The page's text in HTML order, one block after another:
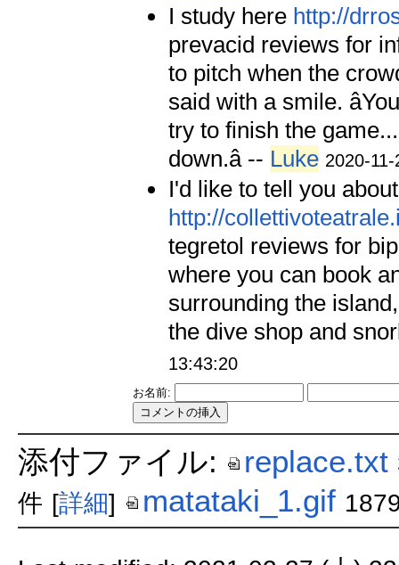
I study here http://
prevacid reviews for
to pitch when the crowd
said with a smile.
try to finish the
down.â -- Luke 2020-
I'd like to tell you
http://
tegretol reviews for
where you can book
surrounding the
the dive shop and
13:43:20
お名前:
添付ファイル: replace.txt
件 [詳細] matataki_1.gif